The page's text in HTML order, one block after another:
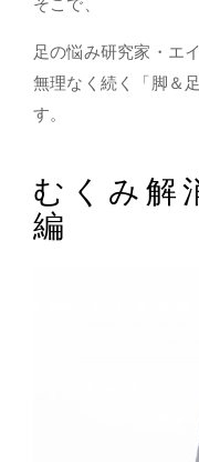
足の悩み研究家・エ
無理なく続く「脚＆
す。
むくみ
編